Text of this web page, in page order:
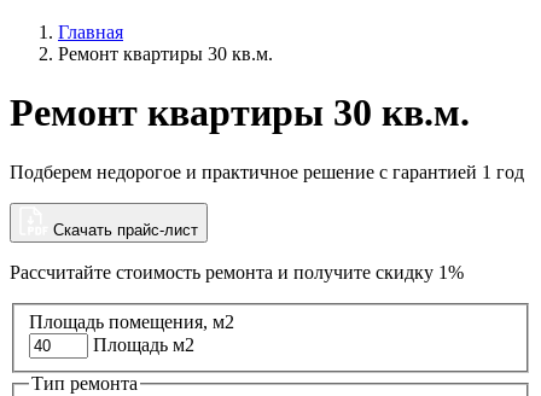
Главная
Ремонт квартиры 30 кв.м.
Ремонт квартиры 30 кв.м.
Подберем недорогое и практичное решение с гарантией 1 год
Скачать прайс-лист
Рассчитайте стоимость ремонта и получите скидку 1%
Площадь помещения, м2
Площадь м2
Тип ремонта